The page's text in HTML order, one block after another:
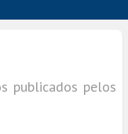
publicados pelos